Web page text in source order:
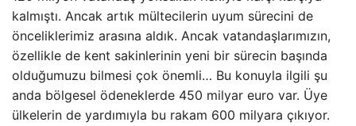
kalmıştı. Ancak artık mültecilerin uyum sürecini de
önceliklerimiz arasına aldık. Ancak vatandaşlarımızın,
özellikle de kent sakinlerinin yeni bir sürecin başında
olduğumuzu bilmesi çok önemli… Bu konuyla ilgili şu
anda bölgesel ödeneklerde 450 milyar euro var. Üye
ülkelerin de yardımıyla bu rakam 600 milyara çıkıyor.